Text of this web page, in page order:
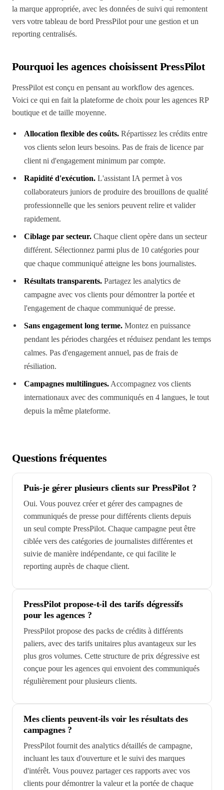
la marque appropriée, avec les données de suivi qui remontent
vers votre tableau de bord PressPilot pour une gestion et un
reporting centralisés.
Pourquoi les agences choisissent PressPilot
PressPilot est conçu en pensant au workflow des agences.
Voici ce qui en fait la plateforme de choix pour les agences RP
boutique et de taille moyenne.
Allocation flexible des coûts. Répartissez les crédits entre
vos clients selon leurs besoins. Pas de frais de licence par
client ni d'engagement minimum par compte.
Rapidité d'exécution. L'assistant IA permet à vos
collaborateurs juniors de produire des brouillons de qualité
professionnelle que les seniors peuvent relire et valider
rapidement.
Ciblage par secteur. Chaque client opère dans un secteur
différent. Sélectionnez parmi plus de 10 catégories pour
que chaque communiqué atteigne les bons journalistes.
Résultats transparents. Partagez les analytics de
campagne avec vos clients pour démontrer la portée et
l'engagement de chaque communiqué de presse.
Sans engagement long terme. Montez en puissance
pendant les périodes chargées et réduisez pendant les temps
calmes. Pas d'engagement annuel, pas de frais de
résiliation.
Campagnes multilingues.Accompagnez vos clients
internationaux avec des communiqués en 4 langues, le tout
depuis la même plateforme.
Questions fréquentes
Puis-je gérer plusieurs clients sur PressPilot ?
Oui. Vous pouvez créer et gérer des campagnes de
communiqués de presse pour différents clients depuis
un seul compte PressPilot. Chaque campagne peut être
ciblée vers des catégories de journalistes différentes et
suivie de manière indépendante, ce qui facilite le
reporting auprès de chaque client.
PressPilot propose-t-il des tarifs dégressifs
pour les agences ?
PressPilot propose des packs de crédits à différents
paliers, avec des tarifs unitaires plus avantageux sur les
plus gros volumes. Cette structure de prix dégressive est
conçue pour les agences qui envoient des communiqués
régulièrement pour plusieurs clients.
Mes clients peuvent-ils voir les résultats des
campagnes ?
PressPilot fournit des analytics détaillés de campagne,
incluant les taux d'ouverture et le suivi des marques
d'intérêt. Vous pouvez partager ces rapports avec vos
clients pour démontrer la valeur et la portée de chaque